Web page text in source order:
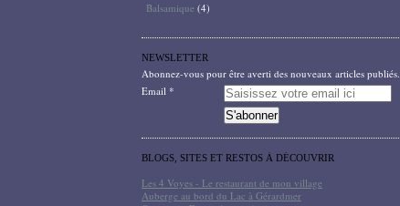
Balsamique (4)
NEWSLETTER
Abonnez-vous pour être averti des nouveaux articles publiés.
Email
BLOGS, SITES ET RESTOS À DÉCOUVRIR
Les 4 Voyes - Le restaurant de mon village
Auberge au bord du Lac à Gérardmer